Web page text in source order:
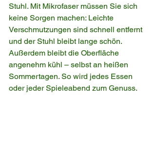
Stuhl. Mit Mikrofaser müssen Sie sich
keine Sorgen machen: Leichte
Verschmutzungen sind schnell entfernt
und der Stuhl bleibt lange schön.
Außerdem bleibt die Oberfläche
angenehm kühl – selbst an heißen
Sommertagen. So wird jedes Essen
oder jeder Spieleabend zum Genuss.